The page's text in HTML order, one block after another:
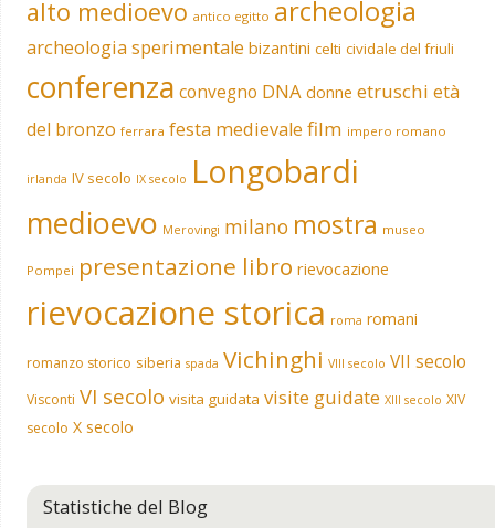
alto medioevo antico egitto archeologia
archeologia sperimentale bizantini celti cividale del friuli
conferenza convegno DNA donne etruschi età
del bronzo ferrara festa medievale film impero romano
irlanda IV secolo IX secolo Longobardi
medioevo Merovingi milano mostra museo
Pompei presentazione libro rievocazione
rievocazione storica roma romani
romanzo storico siberia spada Vichinghi VIII secolo VII secolo
Visconti VI secolo visita guidata visite guidate XIII secolo XIV
secolo X secolo
Statistiche del Blog